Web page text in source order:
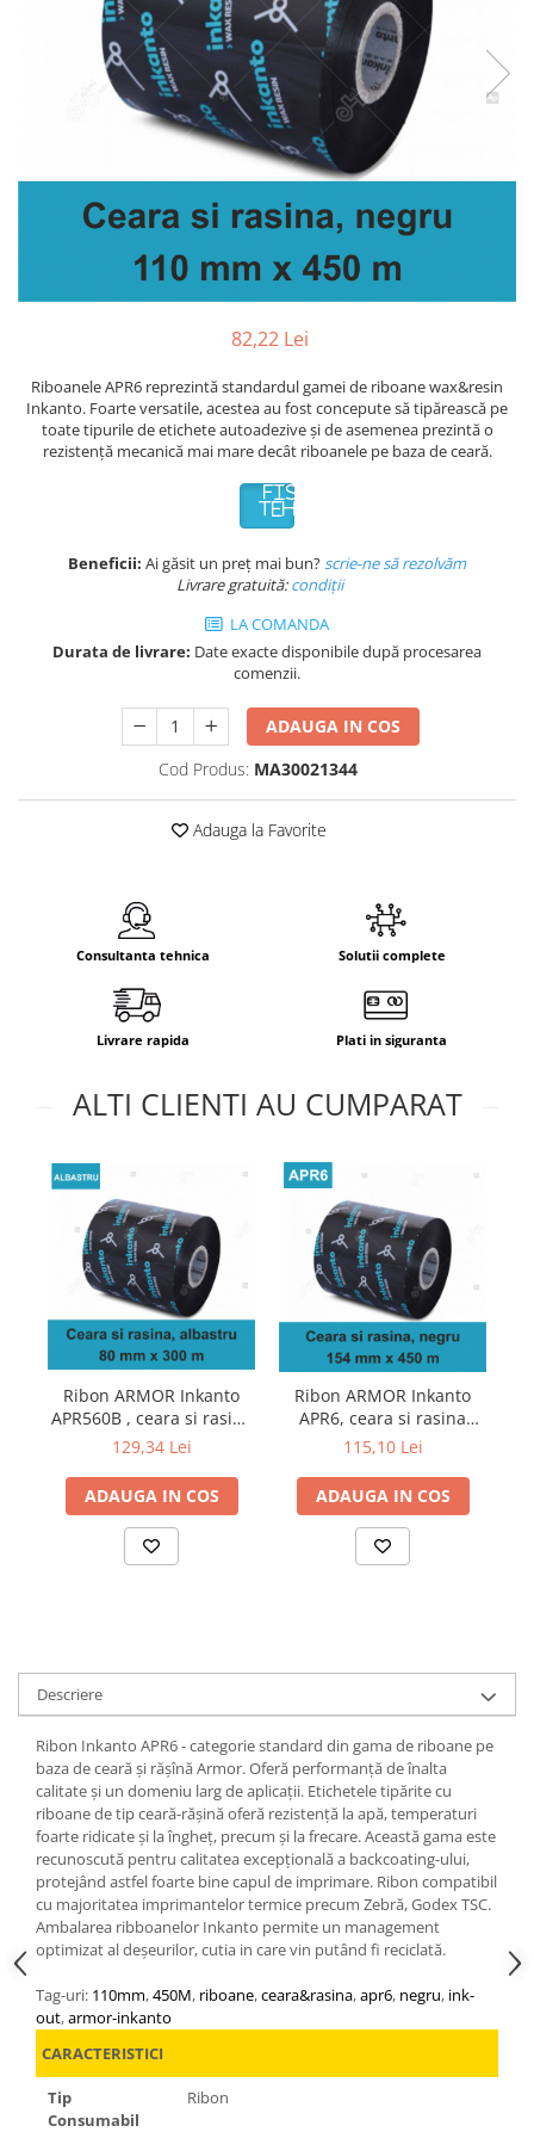
Plicuri de carton
Plicuri cu bule
Plicuri ecommerce
Pungi si sacose
Pungi hartie
Pungi ziplock cu fermoar
Tuburi de carton
Separatoare carton si coltare
82,22 Lei
Riboanele APR6 reprezintă standardul gamei de riboane wax&resin
Inkanto. Foarte versatile, acestea au fost concepute să tipărească pe
toate tipurile de etichete autoadezive și de asemenea prezintă o
rezistență mecanică mai mare decât riboanele pe baza de ceară.
FISA
TEHNICA
Beneficii: Ai găsit un preț mai bun?scrie-ne să rezolvăm
Livrare gratuită:condiții
LA COMANDA
Durata de livrare: Date exacte disponibile după procesarea
comenzii.
ADAUGA IN COS
Cod Produs: MA30021344
Adauga la Favorite
Consultanta tehnica Solutii complete
Livrare rapida Plati in siguranta
ALTI CLIENTI AU CUMPARAT
Ribon ARMOR Inkanto
APR560B , ceara si rasina
(wax&resin), albastru,
129,34 Lei
ADAUGA IN COS
Ribon ARMOR Inkanto
APR6, ceara si rasina
(wax&resin), negru,
115,10 Lei
ADAUGA IN COS
Descriere
Ribon Inkanto APR6 - categorie standard din gama de riboane pe
baza de ceară și rășînă Armor. Oferă performanță de înalta
calitate și un domeniu larg de aplicații. Etichetele tipărite cu
riboane de tip ceară-rășină oferă rezistență la apă, temperaturi
foarte ridicate și la îngheț, precum și la frecare. Această gama este
recunoscută pentru calitatea excepțională a backcoating-ului,
protejând astfel foarte bine capul de imprimare. Ribon compatibil
cu majoritatea imprimantelor termice precum Zebră, Godex TSC.
Ambalarea ribboanelor Inkanto permite un management
optimizat al deșeurilor, cutia in care vin putând fi reciclată.
Tag-uri: 110mm,450M, riboane,ceara&rasina,apr6, negru, ink-
out,armor-inkanto
CARACTERISTICI
Tip
Consumabil
Ribon